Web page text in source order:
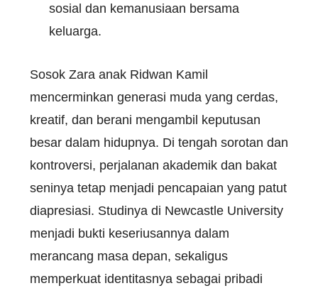
sosial dan kemanusiaan bersama
keluarga.
Sosok Zara anak Ridwan Kamil
mencerminkan generasi muda yang cerdas,
kreatif, dan berani mengambil keputusan
besar dalam hidupnya. Di tengah sorotan dan
kontroversi, perjalanan akademik dan bakat
seninya tetap menjadi pencapaian yang patut
diapresiasi. Studinya di Newcastle University
menjadi bukti keseriusannya dalam
merancang masa depan, sekaligus
memperkuat identitasnya sebagai pribadi